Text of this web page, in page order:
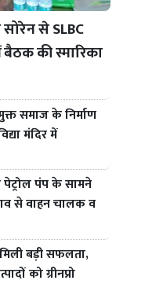
से SLBC
बैठक की स्मारिका
समाज के निर्माण
मंदिर में
पंप के सामने
से वाहन चालक व
बड़ी सफलता,
को ग्रीनप्रो